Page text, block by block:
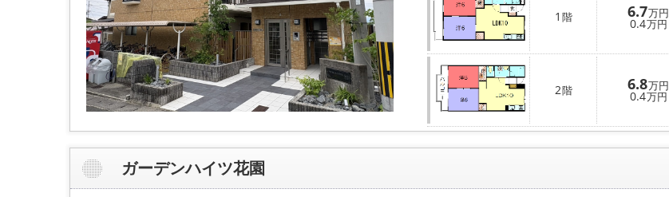
1 階 6.7万円
0.4万円
2階 6.8万円
0.4万円
ガーデンハイツ花園